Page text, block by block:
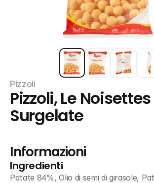
Pizzoli
Pizzoli, Le Noisettes
Surgelate
Informazioni
Ingredienti
Patate 84%, Olio di semi di girasole,